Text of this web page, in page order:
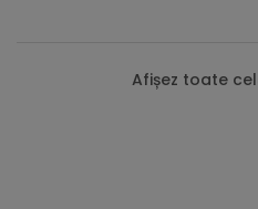
Afișez toate